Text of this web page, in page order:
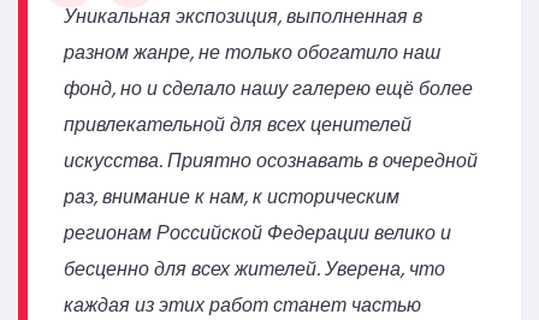
Уникальная экспозиция, выполненная в
разном жанре, не только обогатило наш
фонд, но и сделало нашу галерею ещё более
привлекательной для всех ценителей
искусства. Приятно осознавать в очередной
раз, внимание к нам, к историческим
регионам Российской Федерации велико и
бесценно для всех жителей. Уверена, что
каждая из этих работ станет частью